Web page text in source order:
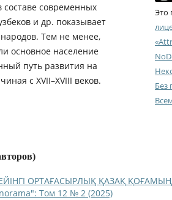
составе современных
и др. показывает
Тем не менее,
основное население
путь развития на
с XVII–XVIII веков.
Это
Без
ОРТАҒАСЫРЛЫҚ ҚАЗАҚ
Том 12 № 2 (2025)